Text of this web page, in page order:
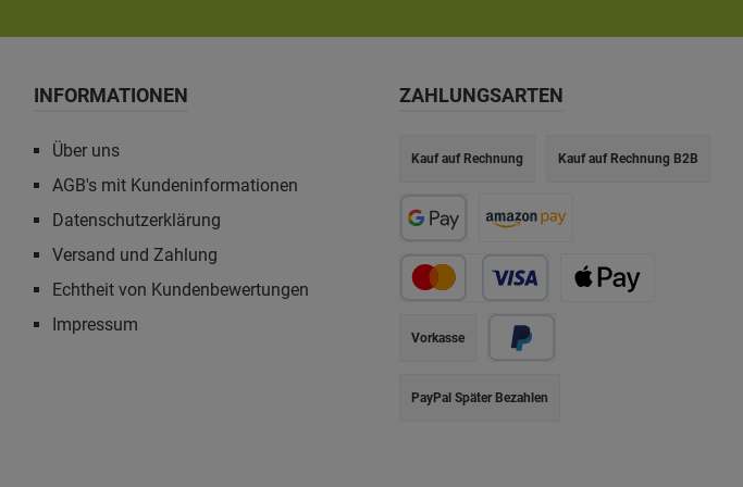
INFORMATIONEN
Über uns
AGB's mit Kundeninformationen
Datenschutzerklärung
Versand und Zahlung
Echtheit von Kundenbewertungen
Impressum
ZAHLUNGSARTEN
Vorkasse
PayPal Später Bezahlen
Kauf auf Rechnung Kauf auf Rechnung B2B